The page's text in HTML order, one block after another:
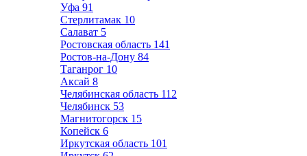
Уфа 91
Стерлитамак 10
Салават 5
Ростовская область 141
Ростов-на-Дону 84
Таганрог 10
Аксай 8
Челябинская область 112
Челябинск 53
Магнитогорск 15
Копейск 6
Иркутская область 101